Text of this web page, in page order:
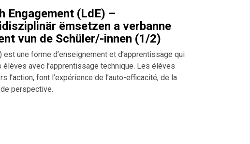
Engagement (LdE) –
ëmsetzen a verbanne
vun de Schüler/-innen (1/2)
est une forme d’enseignement et d’apprentissage qui
avec l’apprentissage technique. Les élèves
l’action, font l’expérience de l’auto-efficacité, de la
perspective.